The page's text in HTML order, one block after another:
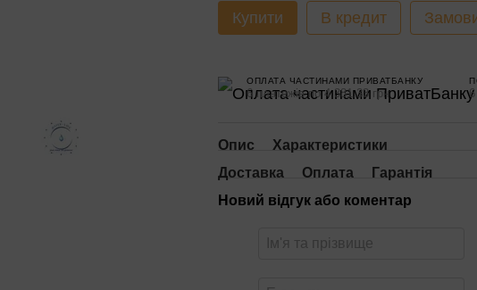
Купити В кредит
ОПЛАТА ЧАСТИНАМИ ПРИВАТБАНКУ
6 платежів по 4 381.33 грн
Опис
Характеристики
Доставка
Оплата
Гарантія
Новий відгук або коментар